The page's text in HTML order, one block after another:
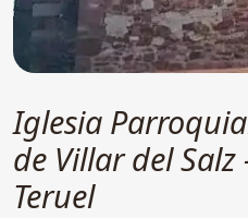
Iglesia
de Villar del Salz
Teruel